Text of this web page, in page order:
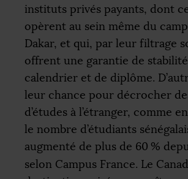
instituts privés payants, dont
opèrent au sein même du
Dakar, et qui, par leur filtrage
offrent une garantie de
calendrier et de diplôme.
leur chance pour décrocher
d’études à l’étranger, comme
le nombre d’étudiants
augmenté de plus de 60 %
selon Campus France. Le